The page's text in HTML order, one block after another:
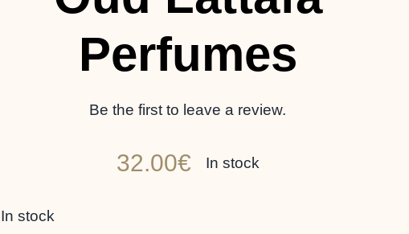
Perfumes
Be the first to leave a review.
32.00€ In stock
In stock